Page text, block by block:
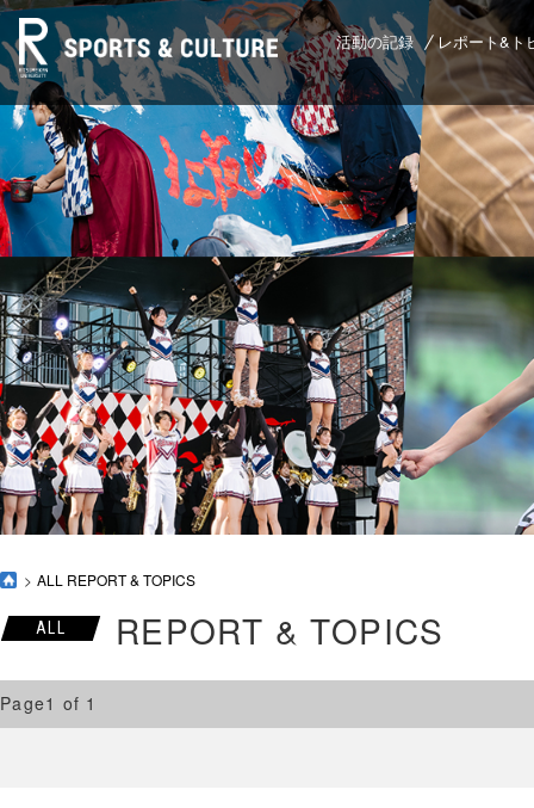
活動の記録 レポート&ト
ALL REPORT & TOPICS
ALL REPORT & TOPICS
Page1 of 1